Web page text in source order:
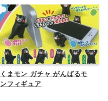
くまモン ガチャ がんばるモ
ンフィギュア